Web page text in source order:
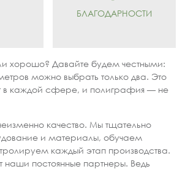
хорошо? Давайте будем честными:
можно выбрать только два. Это
в каждой сфере, и полиграфия — не
качество. Мы тщательно
и материалы, обучаем
каждый этап производства.
наши постоянные партнеры. Ведь
БЛАГОДАРНОСТИ